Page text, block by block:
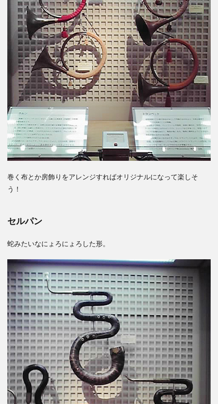
巻く布とか房飾りをアレンジすればオリジナルになって楽しそ
う！
セルパン
蛇みたいなにょろにょろした形。